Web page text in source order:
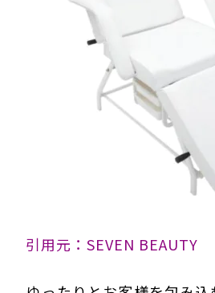
引用元：SEVEN BEAUTY